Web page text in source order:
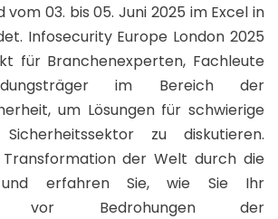
03. bis 05. Juni 2025 im Excel in
Infosecurity Europe London 2025
für Branchenexperten, Fachleute
im Bereich der
um Lösungen für schwierige
zu diskutieren.
Transformation der Welt durch die
und erfahren Sie, wie Sie Ihr
vor Bedrohungen der